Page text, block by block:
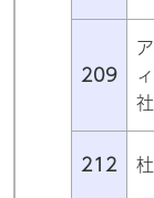
209
社
212